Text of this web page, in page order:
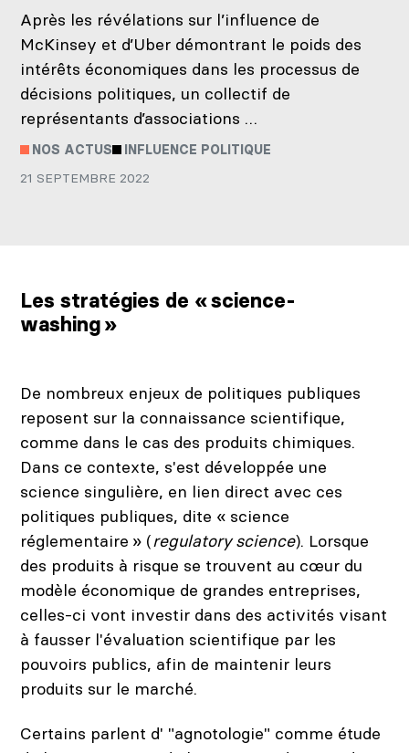
Après les révélations sur l’influence de
McKinsey et d’Uber démontrant le poids des
intérêts économiques dans les processus de
décisions politiques, un collectif de
représentants d’associations …
NOS ACTUS
INFLUENCE POLITIQUE
21 SEPTEMBRE 2022
Les stratégies de « science-
washing »
De nombreux enjeux de politiques publiques
reposent sur la connaissance scientifique,
comme dans le cas des produits chimiques.
Dans ce contexte, s'est développée une
science singulière, en lien direct avec ces
politiques publiques, dite « science
réglementaire » (regulatory science). Lorsque
des produits à risque se trouvent au cœur du
modèle économique de grandes entreprises,
celles-ci vont investir dans des activités visant
à fausser l'évaluation scientifique par les
pouvoirs publics, afin de maintenir leurs
produits sur le marché.
Certains parlent d' "agnotologie" comme étude